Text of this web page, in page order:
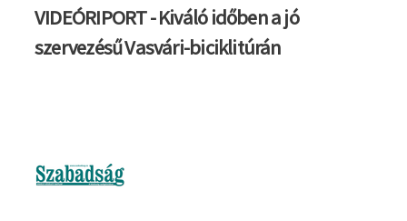
VIDEÓRIPORT - Kiváló időben a jó
szervezésű Vasvári-biciklitúrán